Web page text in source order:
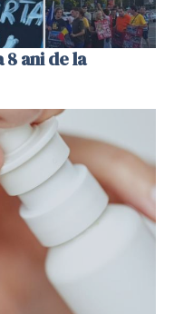
ani de la